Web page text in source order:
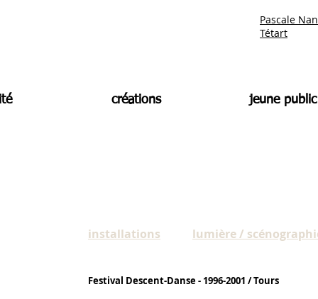
Pascale
Tétart
créations jeune public
installations lumière /
Festival Descent-Danse - 1996-2001 / Tours